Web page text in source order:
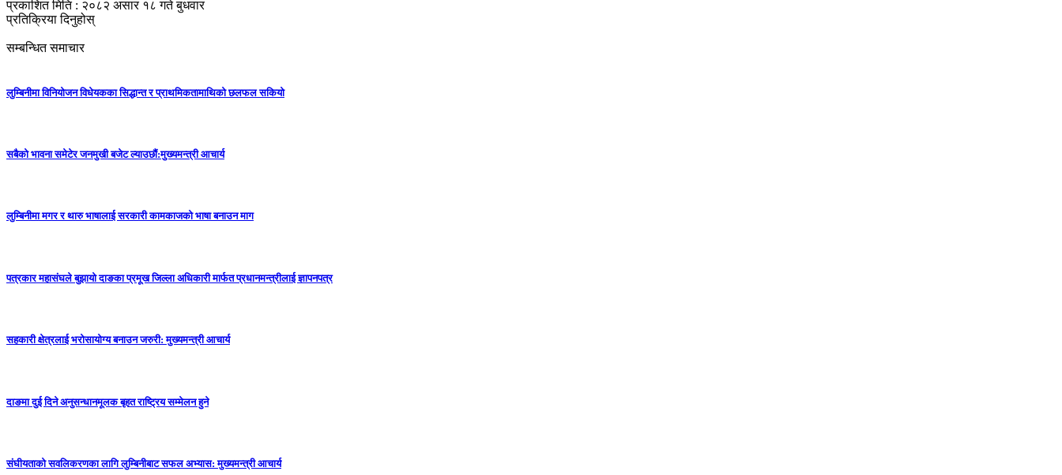
प्रकाशित मिति : २०८२ असार १८ गते बुधवार
प्रतिक्रिया दिनुहोस्
सम्बन्धित समाचार
लुम्बिनीमा विनियोजन विधेयकका सिद्धान्त र प्राथमिकतामाथिको छलफल सकियो
सबैको भावना समेटेर जनमुखी बजेट ल्याउछाैं:मुख्यमन्त्री आचार्य
लुम्बिनीमा मगर र थारु भाषालाई सरकारी कामकाजको भाषा बनाउन माग
पत्रकार महासंघले बुझायो दाङका प्रमूख जिल्ला अधिकारी मार्फत प्रधानमन्त्रीलाई ज्ञापनपत्र
सहकारी क्षेत्रलाई भरोसायोग्य बनाउन जरुरी: मुख्यमन्त्री आचार्य
दाङमा दुई दिने अनुसन्धानमूलक बृहत राष्ट्रिय सम्मेलन हुने
संघीयताको सवलिकरणका लागि लुम्बिनीबाट सफल अभ्यास: मुख्यमन्त्री आचार्य